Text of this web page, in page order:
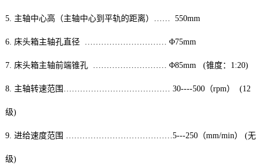
5. 主轴中心高（主轴中心到平轨的距离）…… 550mm
6. 床头箱主轴孔直径 ………………………… Φ75mm
7. 床头箱主轴前端锥孔 ……………………… Φ85mm (锥度：1:20)
8. 主轴转速范围………………………………… 30----500（rpm） (12
级)
9. 进给速度范围 …………………………………5---250（mm/min） (无
级)